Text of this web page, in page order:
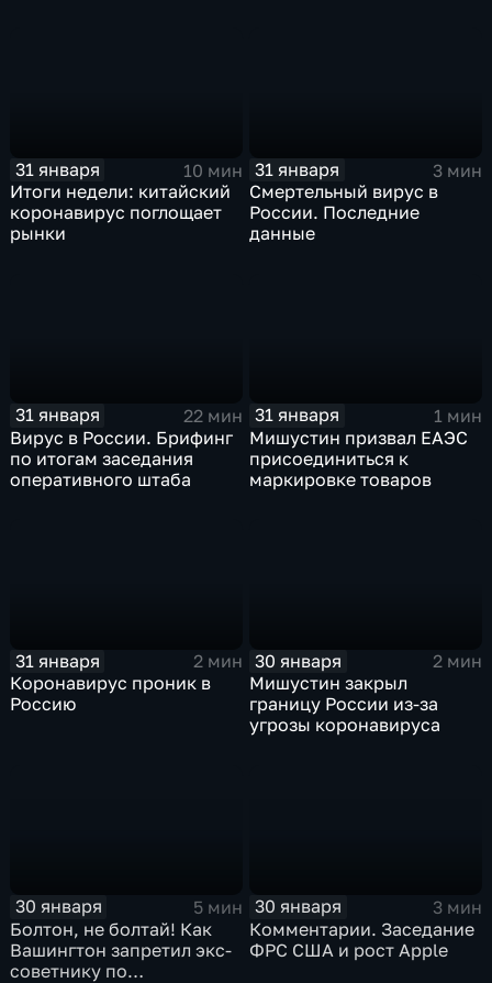
31 января
10 мин
Итоги недели: китайский
коронавирус поглощает
рынки
31 января
3 мин
Смертельный вирус в
России. Последние
данные
31 января
22 мин
Вирус в России. Брифинг
по итогам заседания
оперативного штаба
31 января
1 мин
Мишустин призвал ЕАЭС
присоединиться к
маркировке товаров
31 января
2 мин
Коронавирус проник в
Россию
30 января
2 мин
Мишустин закрыл
границу России из-за
угрозы коронавируса
30 января
5 мин
Болтон, не болтай! Как
Вашингтон запретил экс-
советнику по
30 января
3 мин
Комментарии. Заседание
ФРС США и рост Apple